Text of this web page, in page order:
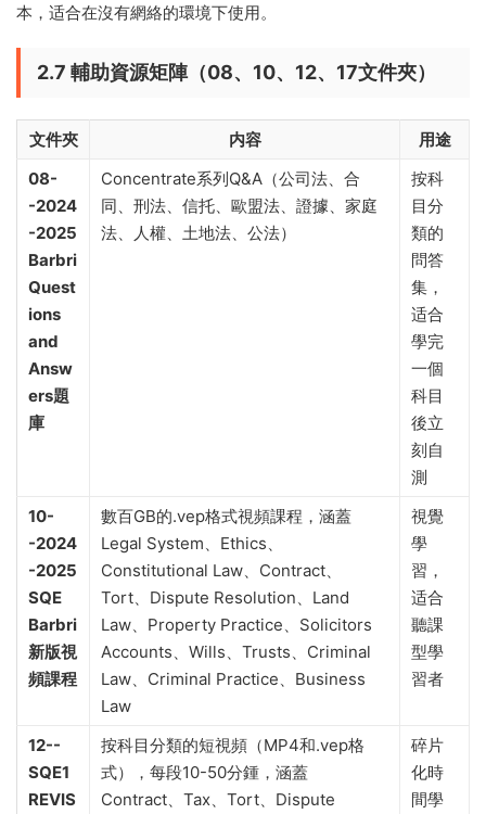
本，适合在沒有網絡的環境下使用。
2.7 輔助資源矩陣（08、10、12、17文件夾）
文件夾 内容
用途
08-
-2024
-2025
Barbri
Quest
ions
and
Answ
ers題
庫
Concentrate系列Q&A（公司法、合
同、刑法、信托、歐盟法、證據、家庭
法、人權、土地法、公法）
按科
目分
類的
問答
集，
适合
學完
一個
科目
後立
刻自
測
10-
-2024
-2025
SQE
Barbri
新版視
頻課程
數百GB的.vep格式視頻課程，涵蓋
Legal System、Ethics、
Constitutional Law、Contract、
Tort、Dispute Resolution、Land
Law、Property Practice、Solicitors
Accounts、Wills、Trusts、Criminal
Law、Criminal Practice、Business
Law
視覺
學
習，
适合
聽課
型學
習者
12--
SQE1
REVIS
按科目分類的短視頻（MP4和.vep格
式），每段10-50分鍾，涵蓋
Contract、Tax、Tort、Dispute
碎片
化時
間學